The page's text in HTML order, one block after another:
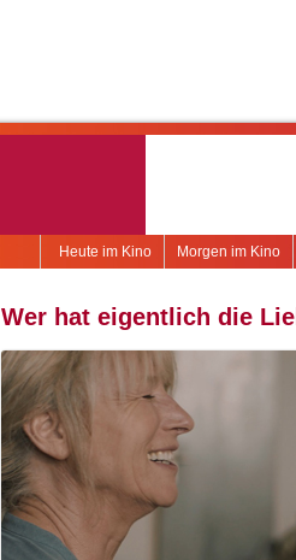
Morgen im Kino
Heute im Kino
Wer hat eigentlich die